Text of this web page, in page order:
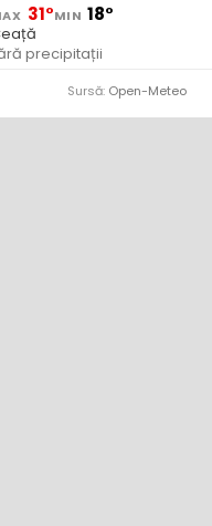
31°MIN 18°
precipitații
Sursă: Open-Meteo